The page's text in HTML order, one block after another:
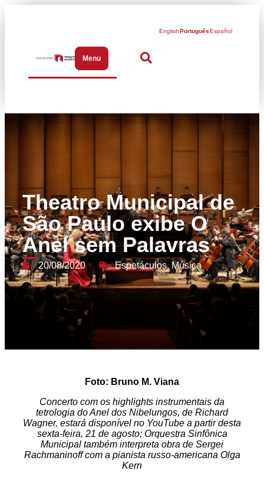
MenuAbrir menu de navegação
EnglishPortuguêsEspañol
Theatro Municipal de
São Paulo exibe O
Anel sem Palavras
20/08/2020 Espetáculos, Música
Foto: Bruno M. Viana
Concerto com os highlights instrumentais da
tetrologia do Anel dos Nibelungos, de Richard
Wagner, estará disponível no YouTube a partir desta
sexta-feira, 21 de agosto; Orquestra Sinfônica
Municipal também interpreta obra de Sergei
Rachmaninoff com a pianista russo-americana Olga
Kern